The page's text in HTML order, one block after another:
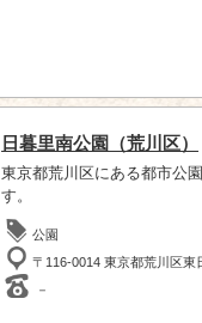
日暮里南公園（荒川区）
東京都荒川区にある都市公
す。
公園
〒116-0014 東京都荒川区東
－